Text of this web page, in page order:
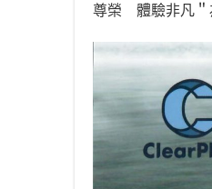
尊榮 體驗非凡＂